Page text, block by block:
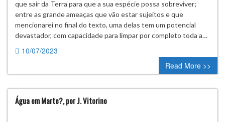
que sair da Terra para que a sua espécie possa sobreviver;
entre as grande ameaças que vão estar sujeitos e que
mencionarei no final do texto, uma delas tem um potencial
devastador, com capacidade para limpar por completo toda a…
10/07/2023
0 comment
Read More >>
Água em Marte?, por J. Vitorino